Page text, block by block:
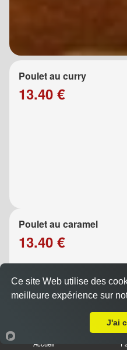
Poulet au curry
13.40 €
Poulet au caramel
13.40 €
Accueil
Ce site Web utilise des
meilleure expérience sur
J'ai